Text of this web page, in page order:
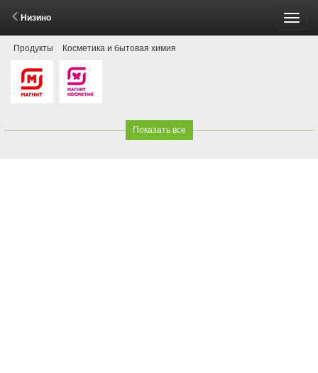
Низино
Продукты Косметика и бытовая химия
Показать все